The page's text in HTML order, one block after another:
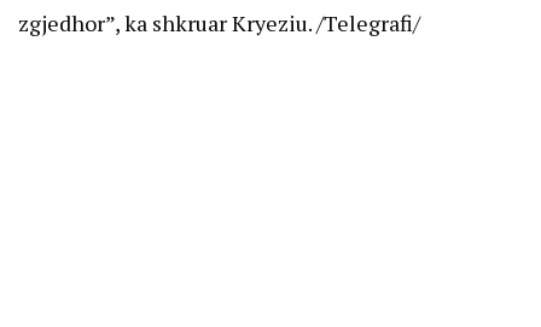
zgjedhor”, ka shkruar Kryeziu. /Telegrafi/